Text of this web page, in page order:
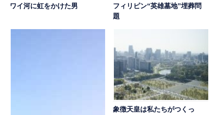
ワイ河に虹をかけた男
フィリピン“英雄墓地”埋葬問
題
象徴天皇は私たちがつくっ